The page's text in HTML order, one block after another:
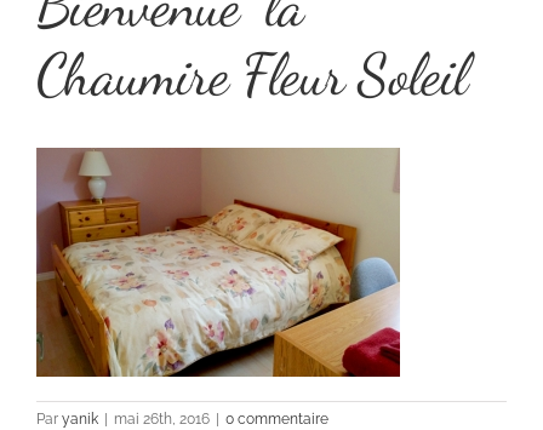
Chaumire Fleur Soleil
Par yanik mai 26th, 2016 0 commentaire